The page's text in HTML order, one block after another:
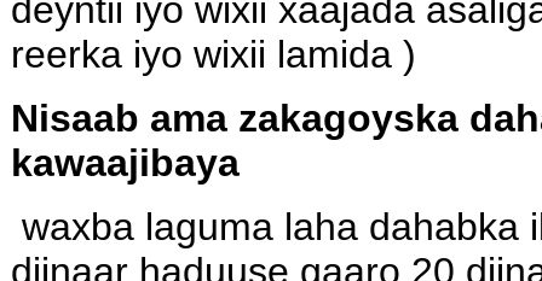
deyntii iyo wixii xaajada
reerka iyo wixii lamida )
Nisaab ama zakagoyska
kawaajibaya
waxba laguma laha dahabka
diinaar haduuse gaaro 20